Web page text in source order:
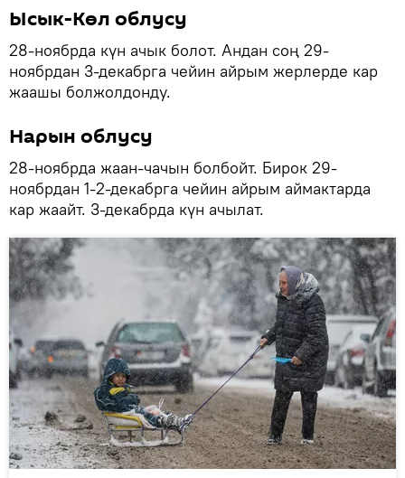
Ысык-Көл облусу
28-ноябрда күн ачык болот. Андан соң 29-
ноябрдан 3-декабрга чейин айрым жерлерде кар
жаашы болжолдонду.
Нарын облусу
28-ноябрда жаан-чачын болбойт. Бирок 29-
ноябрдан 1-2-декабрга чейин айрым аймактарда
кар жаайт. 3-декабрда күн ачылат.